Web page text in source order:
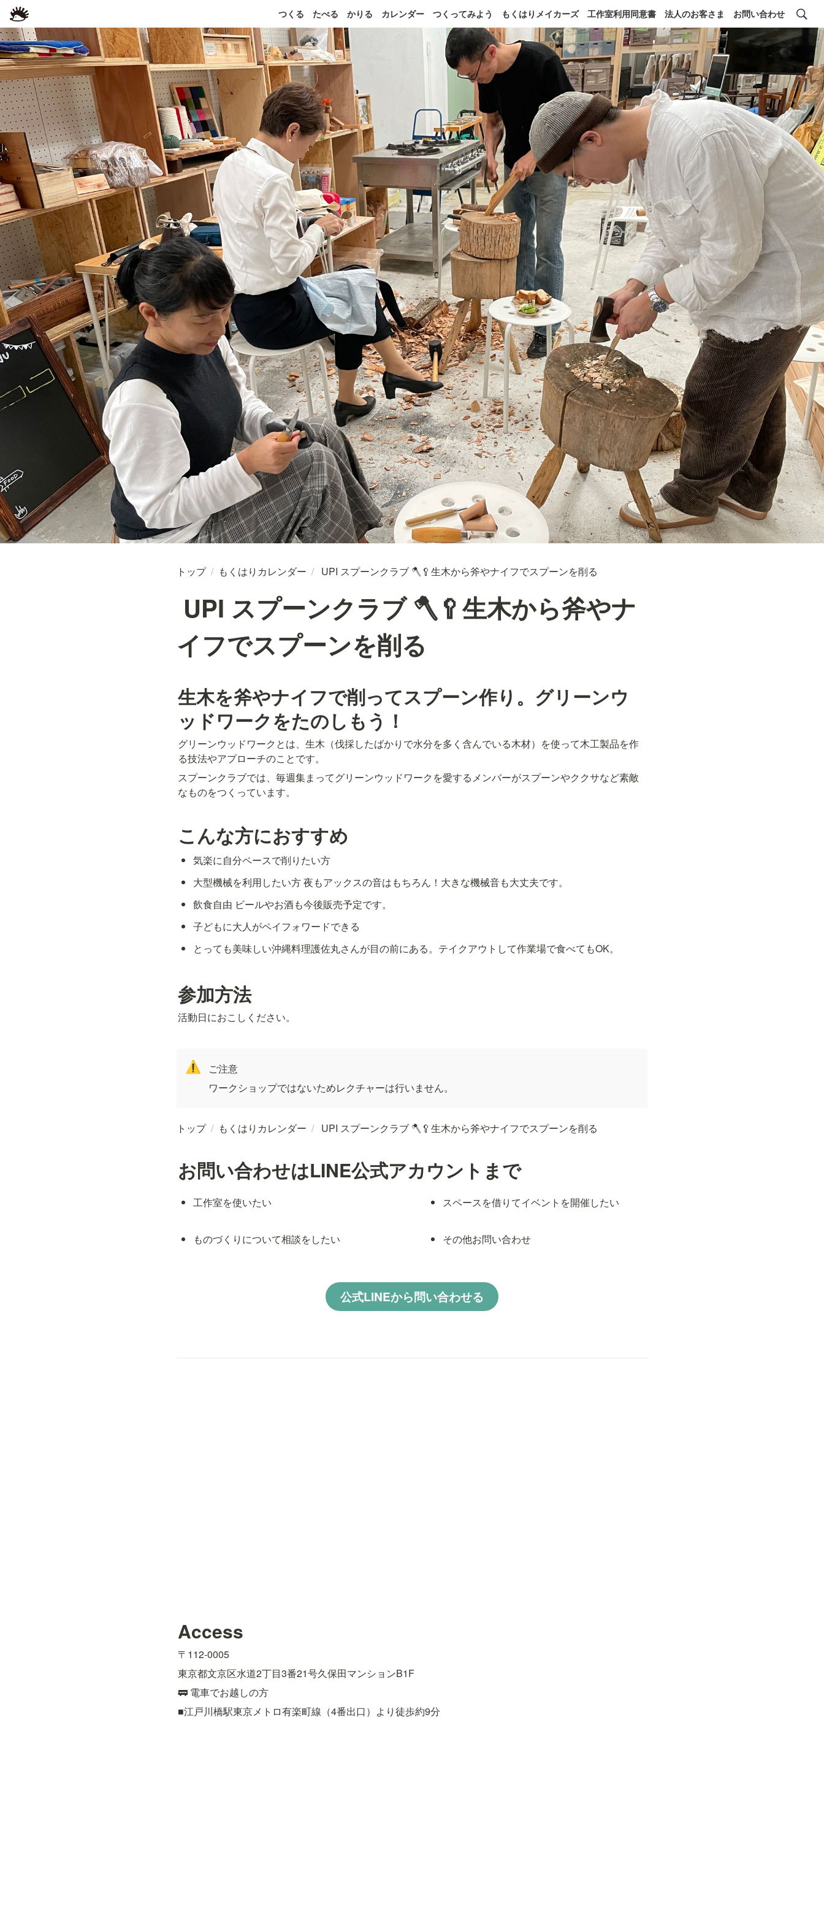
つくる たべる かりる カレンダー つくってみよう もくはりメイカーズ 工作室利用同意書 法人のお客さま お問い合わせ
トップ / もくはりカレンダー / UPI スプーンクラブ 🪓🥄生木から斧やナイフでスプーンを削る
UPI スプーンクラブ 🪓🥄生木から斧やナ
イフでスプーンを削る
生木を斧やナイフで削ってスプーン作り。グリーンウ
ッドワークをたのしもう！
グリーンウッドワークとは、生木（伐採したばかりで水分を多く含んでいる木材）を使って木工製品を作
る技法やアプローチのことです。
スプーンクラブでは、毎週集まってグリーンウッドワークを愛するメンバーがスプーンやククサなど素敵
なものをつくっています。
こんな方におすすめ
気楽に自分ペースで削りたい方
大型機械を利用したい方 夜もアックスの音はもちろん！大きな機械音も大丈夫です。
飲食自由 ビールやお酒も今後販売予定です。
子どもに大人がペイフォワードできる
とっても美味しい沖縄料理護佐丸さんが目の前にある。テイクアウトして作業場で食べてもOK。
参加方法
活動日におこしください。
⚠️
ご注意
ワークショップではないためレクチャーは行いません。
トップ / もくはりカレンダー / UPI スプーンクラブ 🪓🥄生木から斧やナイフでスプーンを削る
お問い合わせはLINE公式アカウントまで
工作室を使いたい スペースを借りてイベントを開催したい
ものづくりについて相談をしたい その他お問い合わせ
公式LINEから問い合わせる
Access
〒112-0005
東京都文京区水道2丁目3番21号久保田マンションB1F
🚃 電車でお越しの方
■江戸川橋駅東京メトロ有楽町線（4番出口）より徒歩約9分